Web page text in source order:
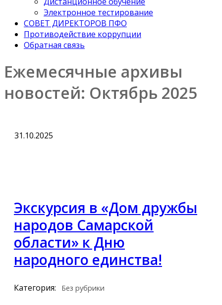
Электронное тестирование
СОВЕТ ДИРЕКТОРОВ ПФО
Противодействие коррупции
Обратная связь
Ежемесячные архивы
новостей: Октябрь 2025
31.10.2025
Экскурсия в «Дом дружбы
народов Самарской
области» к Дню
народного единства!
Категория: Без рубрики